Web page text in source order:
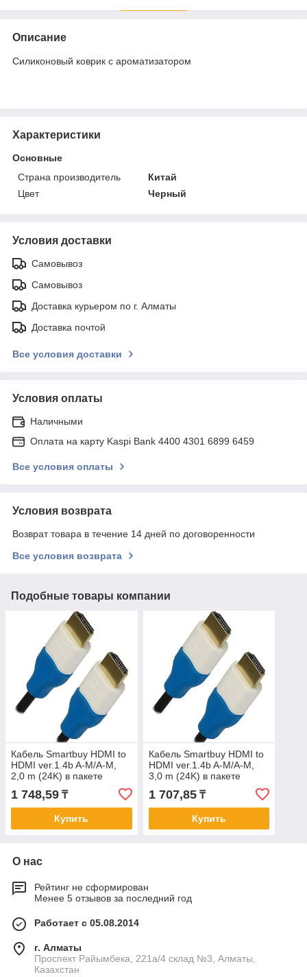
Описание
Силиконовый коврик с ароматизатором
Характеристики
Основные
Страна производитель
Китай
Цвет
Черный
Условия доставки
Самовывоз
Самовывоз
Доставка курьером по г. Алматы
Доставка почтой
Все условия доставки
Условия оплаты
Наличными
Оплата на карту Kaspi Bank 4400 4301 6899 6459
Все условия оплаты
Условия возврата
Возврат товара в течение 14 дней по договоренности
Все условия возврата
Подобные товары компании
Кабель Smartbuy HDMI to
HDMI ver.1.4b A-M/A-M,
2,0 m (24K) в пакете
1 748,59 ₸
Купить
Кабель Smartbuy HDMI to
HDMI ver.1.4b A-M/A-M,
3,0 m (24K) в пакете
1 707,85₸
Купить
О нас
Рейтинг не сформирован
Менее 5 отзывов за последний год
Работает с 05.08.2014
г. Алматы
Проспект Райымбека, 221а/4 склад №3, Алматы,
Казахстан